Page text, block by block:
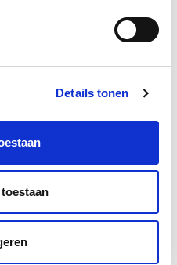
Details tonen